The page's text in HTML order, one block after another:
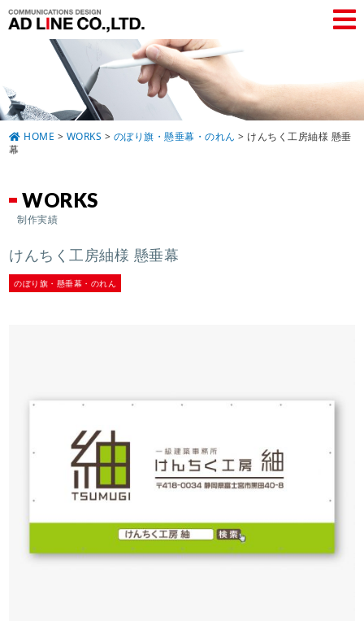
HOME > WORKS > のぼり旗・懸垂幕・のれん > けんちく工房紬様 懸垂
幕
WORKS
制作実績
けんちく工房紬様 懸垂幕
のぼり旗・懸垂幕・のれん